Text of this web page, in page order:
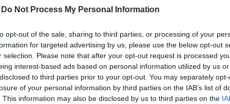
Do Not Process My Personal Information
opt-out of the sale, sharing to third parties, or processing of your
for targeted advertising by us, please use the below opt-out
selection. Please note that after your opt-out request is processed
interest-based ads based on personal information utilized by us
to third parties prior to your opt-out. You may separately
of your personal information by third parties on the IAB’s list of
This information may also be disclosed by us to third parties on the
2 forinttal a 95-ös benzin literenkénti
a gázolaj ára nem változott.
347 forintra csökkent, a gázolajé 363 forint maradt. A 95-ös